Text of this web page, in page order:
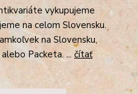
vykupujeme
na celom Slovensku.
na Slovensku,
Packeta. ... čítať